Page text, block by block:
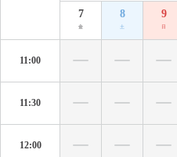
7
金
8
土
9
日
11:00
11:30
12:00